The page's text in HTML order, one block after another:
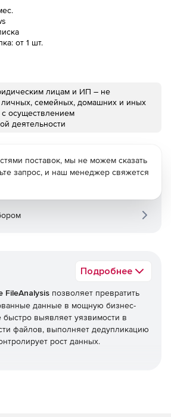
от 1 шт.
лицам и ИП – не
личных, семейных, домашних и иных
осуществлением
деятельности
Подробнее
FileAnalysis позволяет превратить
данные в мощную бизнес-
быстро выявляет уязвимости в
файлов, выполняет дедупликацию
рост данных.
поставок, мы не можем сказать
запрос, и наш менеджер свяжется